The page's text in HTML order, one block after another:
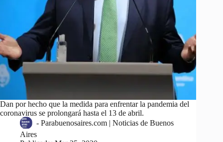
Dan por hecho que la medida para enfrentar la pandemia del
coronavirus se prolongará hasta el 13 de abril.
- Parabuenosaires.com | Noticias de Buenos
Aires